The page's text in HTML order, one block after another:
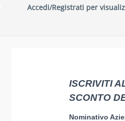
Accedi/Registrati per